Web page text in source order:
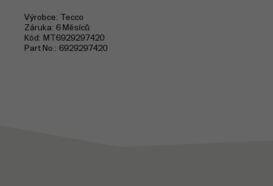
Výrobce Tecco
Záruka 6 Měsíců
Kód
MT6929297420
Part No. 6929297420